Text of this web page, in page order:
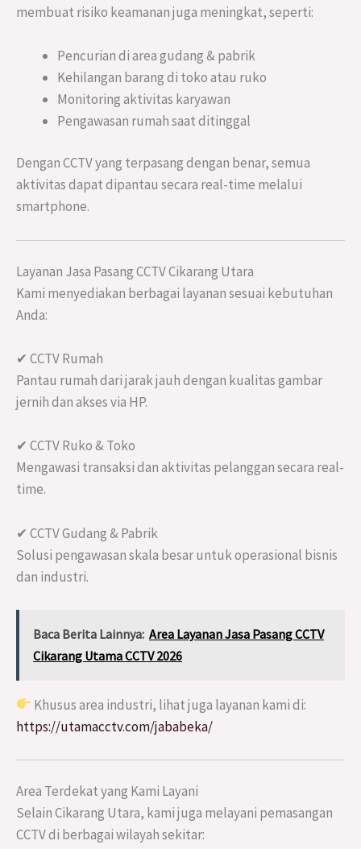
membuat risiko keamanan juga meningkat, seperti:
Pencurian di area gudang & pabrik
Kehilangan barang di toko atau ruko
Monitoring aktivitas karyawan
Pengawasan rumah saat ditinggal
Dengan CCTV yang terpasang dengan benar, semua
aktivitas dapat dipantau secara real-time melalui
smartphone.
Layanan Jasa Pasang CCTV Cikarang Utara
Kami menyediakan berbagai layanan sesuai kebutuhan
Anda:
✔ CCTV Rumah
Pantau rumah dari jarak jauh dengan kualitas gambar
jernih dan akses via HP.
✔ CCTV Ruko & Toko
Mengawasi transaksi dan aktivitas pelanggan secara real-
time.
✔ CCTV Gudang & Pabrik
Solusi pengawasan skala besar untuk operasional bisnis
dan industri.
Baca Berita Lainnya: Area Layanan Jasa Pasang CCTV
Cikarang Utama CCTV 2026
Khusus area industri, lihat juga layanan kami di:
https://utamacctv.com/jababeka/
Area Terdekat yang Kami Layani
Selain Cikarang Utara, kami juga melayani pemasangan
CCTV di berbagai wilayah sekitar: